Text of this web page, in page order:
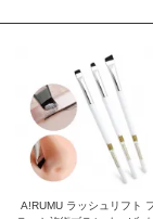
A!RUMU ラッシュリフト